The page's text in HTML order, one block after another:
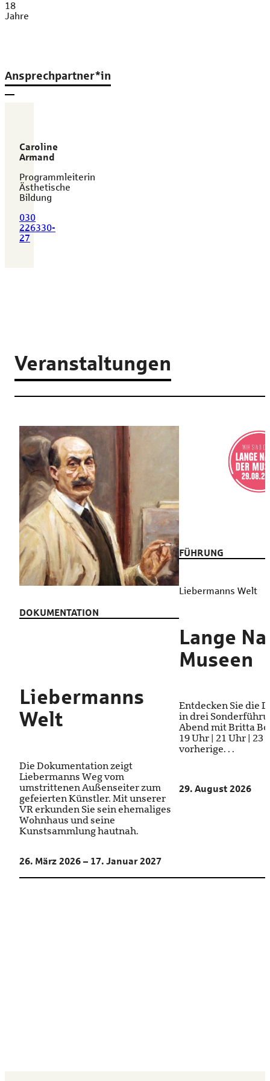
18
Jahre
Ansprechpartner*in
Caroline
Armand
Programmleiterin
Ästhetische
Bildung
030
226330-
27
Veranstaltungen
DOKUMENTATION
Liebermanns
Welt
Die Dokumentation zeigt
Liebermanns Weg vom
umstrittenen Außenseiter zum
gefeierten Künstler. Mit unserer
VR erkunden Sie sein ehemaliges
Wohnhaus und seine
Kunstsammlung hautnah.
26. März 2026 – 17. Januar 2027
FÜHRUNG
Liebermanns Welt
Lange
Museen
Entdecken Sie die
in drei
Abend mit Britta
19 Uhr | 21 Uhr | 23
vorherige. . .
29. August 2026